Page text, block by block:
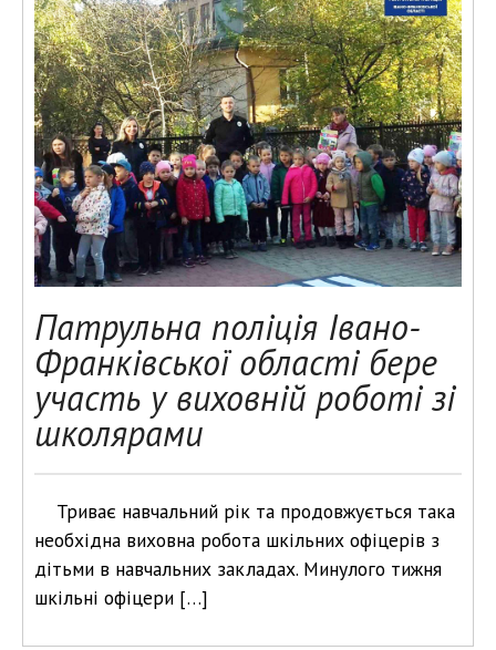
Патрульна поліція Івано-
Франківської області бере
участь у виховній роботі зі
школярами
Триває навчальний рік та продовжується така
необхідна виховна робота шкільних офіцерів з
дітьми в навчальних закладах. Минулого тижня
шкільні офіцери […]